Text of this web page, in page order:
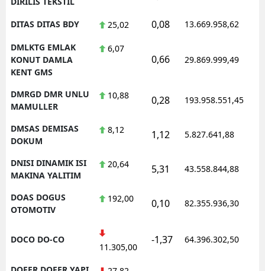
DITAS DITAS BDY 25,02 0,08 13.669.958,62
DMLKTG EMLAK
KONUT DAMLA
KENT GMS
6,07
0,66 29.869.999,49
DMRGD DMR UNLU
MAMULLER
10,88 0,28 193.958.551,45
DMSAS DEMISAS
DOKUM
8,12 1,12 5.827.641,88
DNISI DINAMIK ISI
MAKINA YALITIM
20,64 5,31 43.558.844,88
DOAS DOGUS
OTOMOTIV
192,00 0,10 82.355.936,30
DOCO DO-CO
11.305,00
-1,37 64.396.302,50